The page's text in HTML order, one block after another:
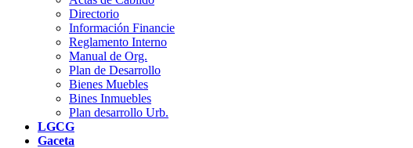
Directorio
Información Financie
Reglamento Interno
Manual de Org.
Plan de Desarrollo
Bienes Muebles
Bines Inmuebles
Plan desarrollo Urb.
LGCG
Gaceta